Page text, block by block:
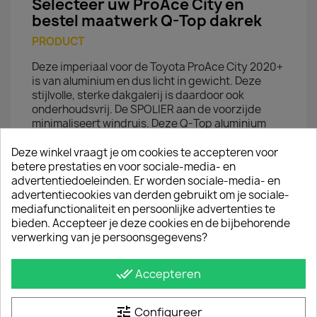
Selecteer uw ProAce City en
bestel maatwerk Q-Top dakrek
PRODUCT
Deze imperiaal voor de Toyota ProAce City 2020+
is van aluminium en dus licht in gewicht. Deze
stijlvolle, sterke dakgalerij is daardoor ook
onderhoudsvrij. De SPOLIER aan de voorzijde
minimaliseert windruis. Deze Q-Top aluminium
MONTAGE
Sidebar.nl levert de Q-Top aluminium imperiaal
met open zijkanten volledig voorgemonteerd bij u
af. Het is geen bouwpakket: de dakgalerij is
pasklaar en eenvoudig op de originele
montagepunten af fabriek te plaatsen. Dit
aluminium dakrek wordt geleverdinclusief
, montagematerialen en
montagehandleiding.
ALUMINIUM VERSUS STAAL
Deze winkel vraagt je om cookies te accepteren voor
betere prestaties en voor sociale-media- en
advertentiedoeleinden. Er worden sociale-media- en
advertentiecookies van derden gebruikt om je sociale-
mediafunctionaliteit en persoonlijke advertenties te
bieden. Accepteer je deze cookies en de bijbehorende
verwerking van je persoonsgegevens?
done_allAccepteren
tune Configureer